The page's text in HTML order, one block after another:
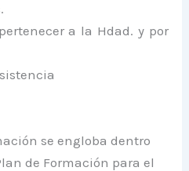
a la Hdad. y por
se engloba dentro
de Formación para el